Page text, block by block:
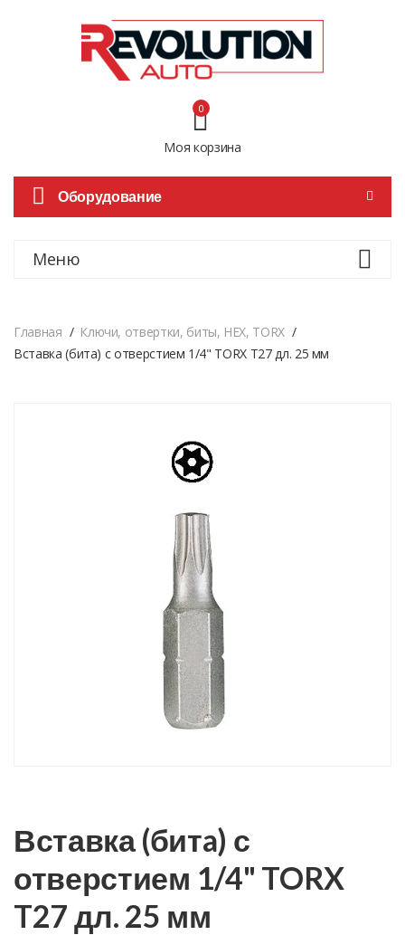
Моя корзина
0
Оборудование
Меню
Главная
Ключи, отвертки, биты, HEX, TORX
Вставка (битa) с отверстием 1/4" TORX T27 дл. 25 мм
Вставка (битa) с
отверстием 1/4" TORX
T27 дл. 25 мм